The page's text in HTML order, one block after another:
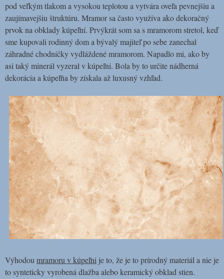
pod veľkým tlakom a vysokou teplotou a vytvára oveľa pevnejšiu a
zaujímavejšiu štruktúru. Mramor sa často využíva ako dekoračný
prvok na obklady kúpeľní. Prvýkrát som sa s mramorom stretol, keď
sme kupovali rodinný dom a bývalý majiteľ po sebe zanechal
záhradné chodníčky vydláždené mramorom. Napadlo mi, ako by
asi taký minerál vyzeral v kúpeľni. Bola by to určite nádherná
dekorácia a kúpeľňa by získala až luxusný vzhľad.
Výhodou mramoru v kúpeľni je to, že je to prírodný materiál a nie je
to synteticky vyrobená dlažba alebo keramický obklad stien.